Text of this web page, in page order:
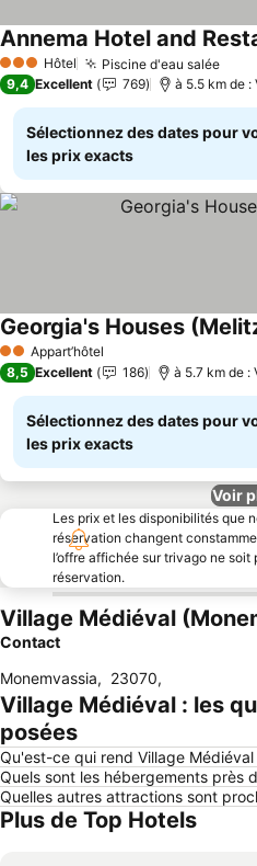
3 ÉtoilesHôtel Piscine d'eau salée
Annema Hotel and
9,4 Excellent 769 à 5.5 km de
Sélectionnez des dates pour
les prix exacts
2 ÉtoilesAppart’hôtel
Georgia's Houses
8,5 Excellent 186 à 5.7 km de :
Sélectionnez des dates pour
les prix exacts
Voir
Les prix et les disponibilités que
réservation changent
l’offre affichée sur trivago ne
réservation.
Village Médiéval
Contact
Monemvassia, 23070,
Village Médiéval : les
posées
Qu'est-ce qui rend Village
Quels sont les hébergements près
Quelles autres attractions sont
Plus de Top Hotels